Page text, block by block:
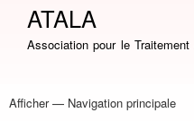
ATALA
Association pour le
Navigation
Afficher — Navigation principale